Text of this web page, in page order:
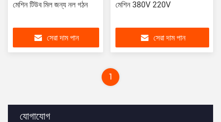
যোগাযোগ
মেশিন টিউব মিল জন্য নল গঠন
সেরা দাম পান
মেশিন 380V 220V
সেরা দাম পান
1